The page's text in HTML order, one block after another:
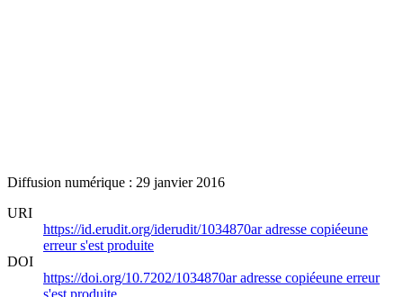
Diffusion numérique : 29 janvier 2016
URI
https://id.erudit.org/iderudit/1034870aradresse copiéeune
erreur s'est produite
DOI
https://doi.org/10.7202/1034870aradresse copiéeune erreur
s'est produite